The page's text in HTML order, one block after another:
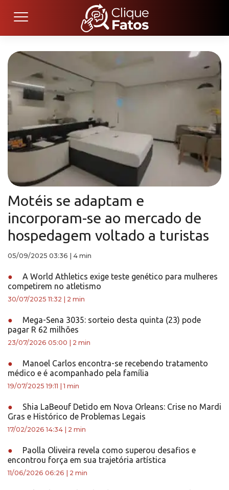
Motéis se adaptam e
incorporam-se ao mercado de
hospedagem voltado a turistas
05/09/2025 03:36 4 min
●
A World Athletics exige teste genético para mulheres
competirem no atletismo
30/07/2025 11:32 2 min
●
Mega-Sena 3035: sorteio desta quinta (23) pode
pagar R 62 milhões
23/07/2026 05:00 2 min
●
Manoel Carlos encontra-se recebendo tratamento
médico e é acompanhado pela família
19/07/2025 19:11 |1 min
●
Shia LaBeouf Detido em Nova Orleans: Crise no Mardi
Gras e Histórico de Problemas Legais
17/02/2026 14:34 2 min
●
Paolla Oliveira revela como superou desafios e
encontrou força em sua trajetória artística
11/06/2026 06:26 2 min